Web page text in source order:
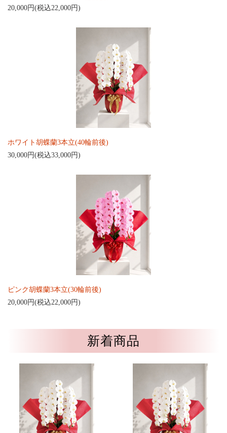
20,000円(税込22,000円)
ホワイト胡蝶蘭3本立(40輪前後)
30,000円(税込33,000円)
ピンク胡蝶蘭3本立(30輪前後)
20,000円(税込22,000円)
新着商品